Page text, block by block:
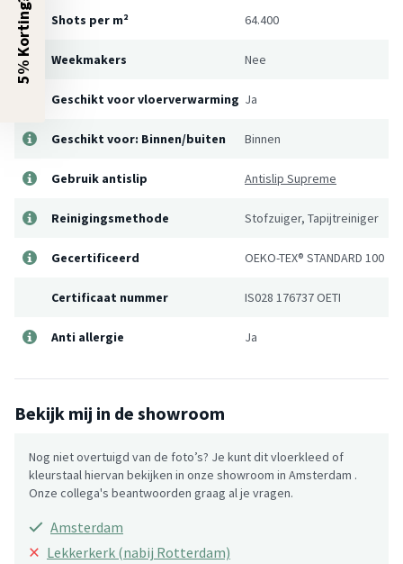
Shots per m² 64.400
Weekmakers Nee
Geschikt voor vloerverwarming Ja
Geschikt voor: Binnen/buiten Binnen
Gebruik antislip Antislip Supreme
Reinigingsmethode Stofzuiger, Tapijtreiniger
Gecertificeerd OEKO-TEX® STANDARD 100
Certificaat nummer IS028 176737 OETI
Anti allergie Ja
Bekijk mij in de showroom
Nog niet overtuigd van de foto’s? Je kunt dit vloerkleed of
kleurstaal hiervan bekijken in onze showroom in Amsterdam .
Onze collega's beantwoorden graag al je vragen.
Amsterdam
× Lekkerkerk (nabij Rotterdam)
5% Korting?